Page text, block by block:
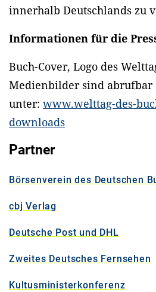
innerhalb Deutschlands zu
Informationen für die
Buch-Cover, Logo des
Medienbilder sind abrufbar
unter: www.welttag-des-
downloads
Partner
Börsenverein des Deutschen
cbj Verlag
Deutsche Post und DHL
Zweites Deutsches Fernsehen
Kultusministerkonferenz